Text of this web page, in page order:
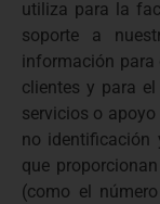
utiliza para la
soporte a
información para
clientes y para
servicios o
no identificación
que
(como el